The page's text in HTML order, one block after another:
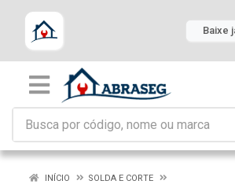
Baixe
INÍCIO
SOLDA E CORTE